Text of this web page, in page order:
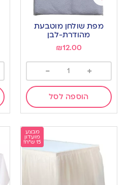
Add
wishlist
מפת שולחן מוטבעת
מהודרת-לבן
₪12.00
+
-
הוספה לסל
מבצע
מועדון
15 ש"ח!